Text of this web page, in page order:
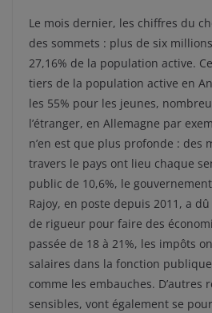
Le mois dernier, les chiffres du
des sommets : plus de six
27,16% de la population active.
tiers de la population active en
les 55% pour les jeunes,
l’étranger, en Allemagne par
n’en est que plus profonde : des
travers le pays ont lieu chaque
public de 10,6%, le
Rajoy, en poste depuis 2011, a
de rigueur pour faire des
passée de 18 à 21%, les impôts
salaires dans la fonction
comme les embauches. D’autres
sensibles, vont également se